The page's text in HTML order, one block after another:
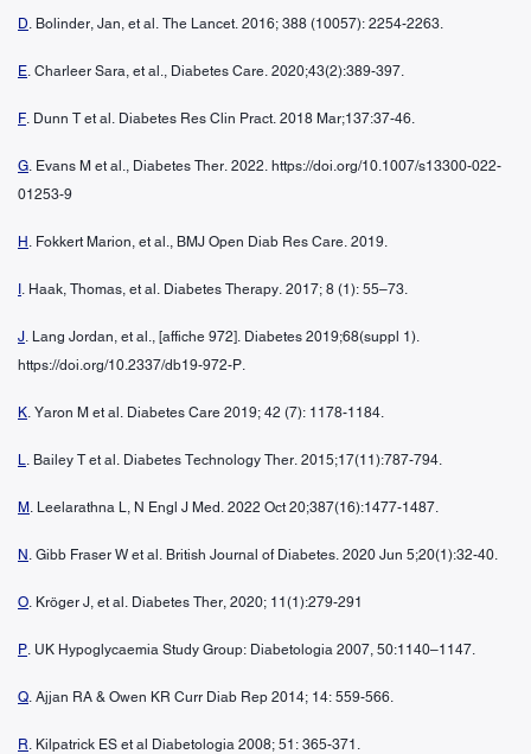
D. Bolinder, Jan, et al. The Lancet. 2016; 388 (10057): 2254-2263.
E. Charleer Sara, et al., Diabetes Care. 2020;43(2):389-397.
F. Dunn T et al. Diabetes Res Clin Pract. 2018 Mar;137:37-46.
G. Evans M et al., Diabetes Ther. 2022. https://doi.org/10.1007/s13300-022-
01253-9
H . Fokkert Marion, et al., BMJ Open Diab Res Care. 2019.
. Haak, Thomas, et al. Diabetes Therapy. 2017; 8 (1): 55–73.
J. Lang Jordan, et al., [affiche 972]. Diabetes 2019;68(suppl 1).
https://doi.org/10.2337/db19-972-P.
K. Yaron M et al. Diabetes Care 2019; 42 (7): 1178-1184.
L. Bailey T et al. Diabetes Technology Ther. 2015;17(11):787-794.
M . Leelarathna L, N Engl J Med. 2022 Oct 20;387(16):1477-1487.
N . Gibb Fraser W et al. British Journal of Diabetes. 2020 Jun 5;20(1):32-40.
O. Kröger J, et al. Diabetes Ther, 2020; 11(1):279-291
P. UK Hypoglycaemia Study Group: Diabetologia 2007, 50:1140–1147.
Q. Ajjan RA & Owen KR Curr Diab Rep 2014; 14: 559-566.
R. Kilpatrick ES et al Diabetologia 2008; 51: 365-371.